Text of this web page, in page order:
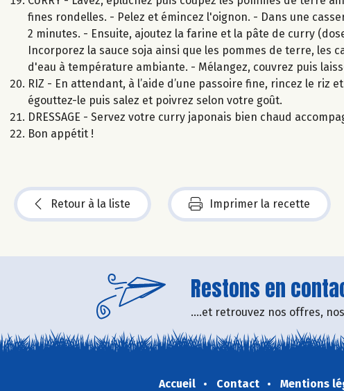
fines rondelles. - Pelez et émincez l'oignon. - Dans une
2 minutes. - Ensuite, ajoutez la farine et la pâte de curry
Incorporez la sauce soja ainsi que les pommes de terre, les
d'eau à température ambiante. - Mélangez, couvrez puis
RIZ - En attendant, à l’aide d’une passoire fine, rincez le
égouttez-le puis salez et poivrez selon votre goût.
DRESSAGE - Servez votre curry japonais bien chaud
Bon appétit !
Retour à la liste Imprimer la recette
Restons en
....et retrouvez nos offres,
Accueil Contact Mentions